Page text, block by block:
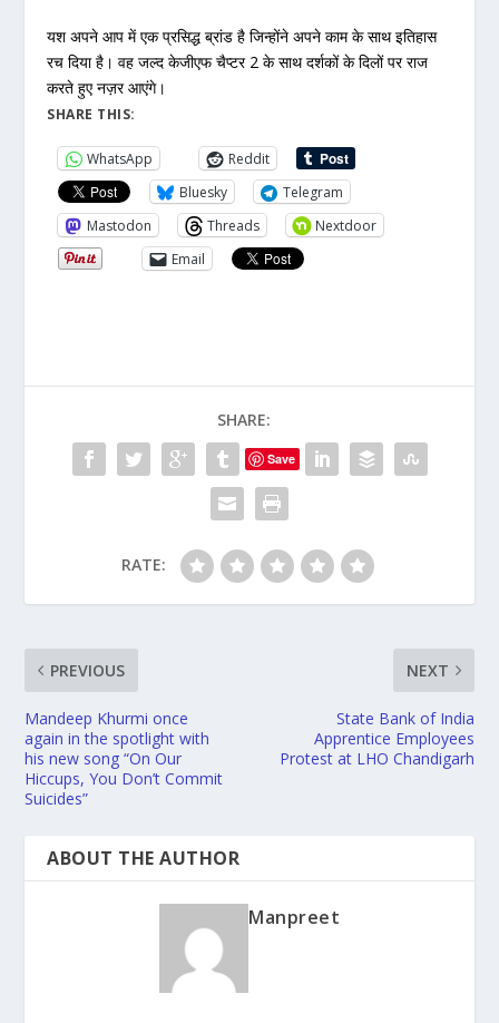
यश अपने आप में एक प्रसिद्ध ब्रांड है जिन्होंने अपने काम के साथ इतिहास
रच दिया है। वह जल्द केजीएफ चैप्टर 2 के साथ दर्शकों के दिलों पर राज
करते हुए नज़र आएंगे।
SHARE THIS:
WhatsApp
Reddit
Bluesky
Telegram
Mastodon
Threads
Nextdoor
Email
SHARE:
Save
RATE:
PREVIOUS
Mandeep Khurmi once
again in the spotlight with
his new song “On Our
Hiccups, You Don’t Commit
Suicides”
NEXT
State Bank of India
Apprentice Employees
Protest at LHO Chandigarh
ABOUT THE AUTHOR
Manpreet